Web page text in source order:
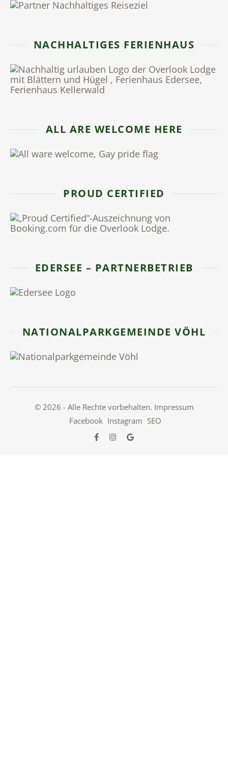
NACHHALTIGES FERIENHAUS
ALL ARE WELCOME HERE
PROUD CERTIFIED
EDERSEE – PARTNERBETRIEB
NATIONALPARKGEMEINDE VÖHL
© 2026 - Alle Rechte vorbehalten. Impressum
Facebook Instagram SEO